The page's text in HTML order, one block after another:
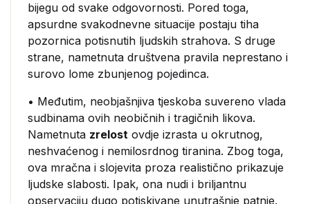
bijegu od svake odgovornosti. Pored toga,
apsurdne svakodnevne situacije postaju tiha
pozornica potisnutih ljudskih strahova. S druge
strane, nametnuta društvena pravila neprestano i
surovo lome zbunjenog pojedinca.
• Međutim, neobjašnjiva tjeskoba suvereno vlada
sudbinama ovih neobičnih i tragičnih likova.
Nametnuta zrelost ovdje izrasta u okrutnog,
neshvaćenog i nemilosrdnog tiranina. Zbog toga,
ova mračna i slojevita proza realistično prikazuje
ljudske slabosti. Ipak, ona nudi i briljantnu
opservaciju dugo potiskivane unutrašnje patnje.